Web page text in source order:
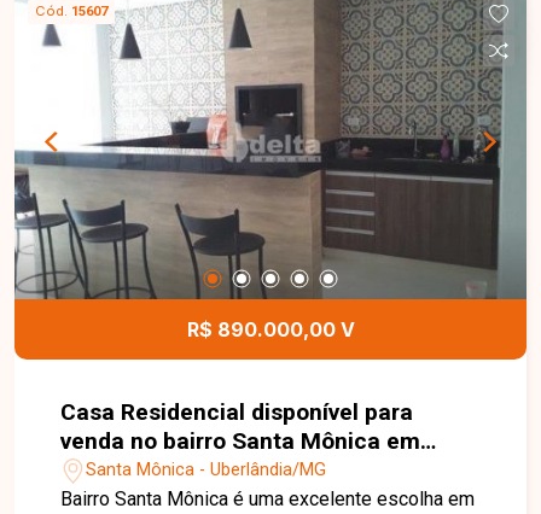
Cód. 15607
R$ 890.000,00 V
Casa Residencial disponível para
venda no bairro Santa Mônica em
Uberlândia-MG
Santa Mônica - Uberlândia/MG
Bairro Santa Mônica é uma excelente escolha em